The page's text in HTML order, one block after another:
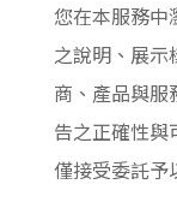
您在本服務中
之說明、展示
商、產品與服
告之正確性與
僅接受委託予